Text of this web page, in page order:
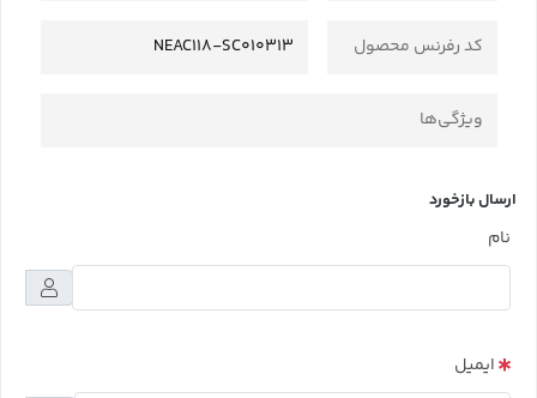
کد رفرنس محصول NEAC118-SC010313
ویژگی‌ها
ارسال بازخورد
نام
ایمیل